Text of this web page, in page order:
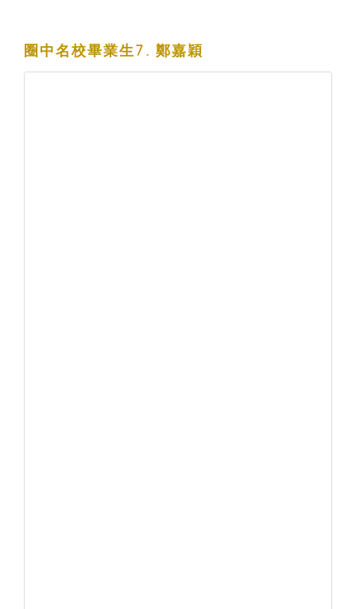
圈中名校畢業生7. 鄭嘉穎